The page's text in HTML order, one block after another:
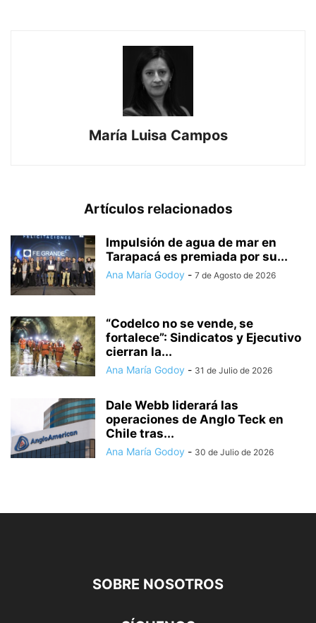
María Luisa Campos
Artículos relacionados
Impulsión de agua de mar en
Tarapacá es premiada por su...
Ana María Godoy - 7 de Agosto de 2026
“Codelco no se vende, se
fortalece”: Sindicatos y Ejecutivo
cierran la...
Ana María Godoy - 31 de Julio de 2026
Dale Webb liderará las
operaciones de Anglo Teck en
Chile tras...
Ana María Godoy - 30 de Julio de 2026
SOBRE NOSOTROS